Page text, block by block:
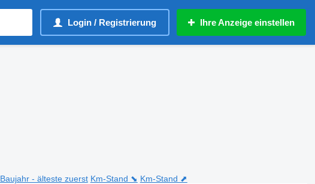
Login / Registrierung Ihre Anzeige einstellen
Baujahr - älteste zuerst Km-Stand ⬊ Km-Stand ⬈